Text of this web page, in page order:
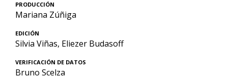
PRODUCCIÓN
Mariana Zúñiga
EDICIÓN
Silvia Viñas, Eliezer Budasoff
VERIFICACIÓN DE DATOS
Bruno Scelza